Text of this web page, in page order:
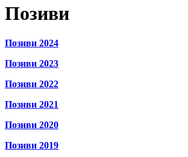
Позиви
Позиви 2024
Позиви 2023
Позиви 2022
Позиви 2021
Позиви 2020
Позиви 2019